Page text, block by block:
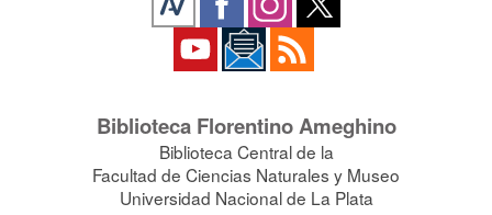
Biblioteca Florentino Ameghino
Biblioteca Central de la
Facultad de Ciencias Naturales y Museo
Universidad Nacional de La Plata